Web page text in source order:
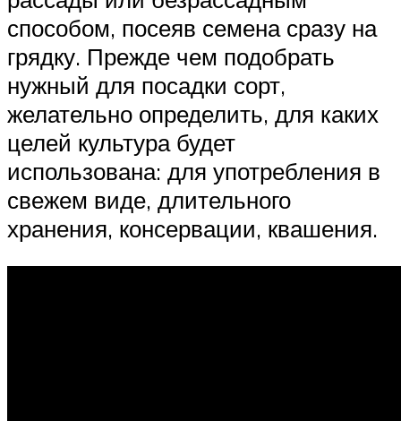
способом, посеяв семена сразу на
грядку. Прежде чем подобрать
нужный для посадки сорт,
желательно определить, для каких
целей культура будет
использована: для употребления в
свежем виде, длительного
хранения, консервации, квашения.